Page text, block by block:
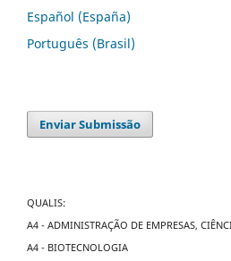
Español (España)
Português (Brasil)
Enviar Submissão
QUALIS:
A4 - ADMINISTRAÇÃO DE EMPRESAS,
A4 - BIOTECNOLOGIA